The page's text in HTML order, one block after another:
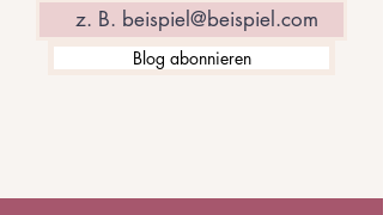
Blog abonnieren